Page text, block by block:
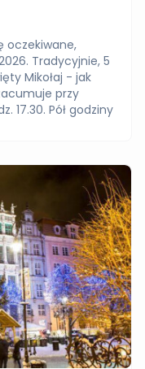
oczekiwane,
Tradycyjnie, 5
Mikołaj - jak
przy
17.30. Pół godziny